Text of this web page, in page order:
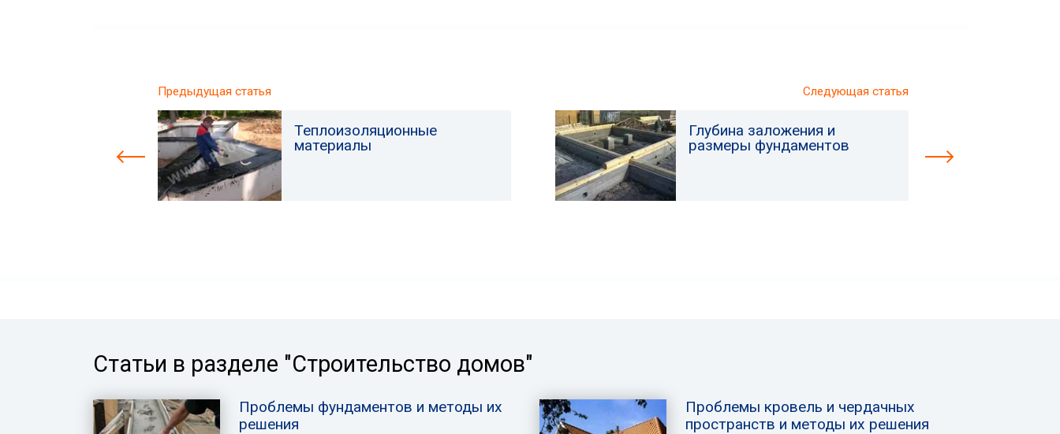
Предыдущая статья
Теплоизоляционные
материалы
Следующая статья
Глубина заложения и
размеры фундаментов
Статьи в разделе "Строительство домов"
Проблемы фундаментов и методы их
решения
Проблемы кровель и чердачных
пространств и методы их решения